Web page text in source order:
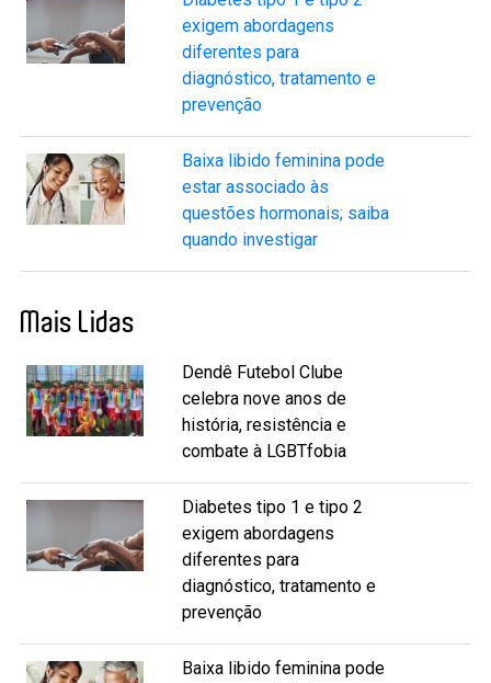
exigem abordagens
diferentes para
diagnóstico, tratamento e
prevenção
Baixa libido feminina pode
estar associado às
questões hormonais; saiba
quando investigar
Mais Lidas
Dendê Futebol Clube
celebra nove anos de
história, resistência e
combate à LGBTfobia
Diabetes tipo 1 e tipo 2
exigem abordagens
diferentes para
diagnóstico, tratamento e
prevenção
Baixa libido feminina pode